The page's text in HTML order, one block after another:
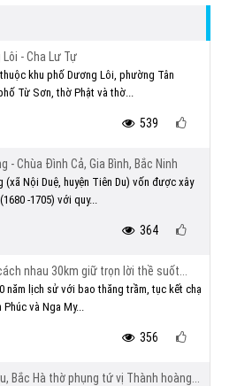
- Cha Lư Tự
khu phố Dương Lôi, phường Tân
Từ Sơn, thờ Phật và thờ...
539
- Chùa Đình Cả, Gia Bình, Bắc Ninh
(xã Nội Duệ, huyện Tiên Du) vốn được xây
-1705) với quy...
364
nhau 30km giữ trọn lời thề suốt...
năm lịch sử với bao thăng trầm, tục kết chạ
và Nga My...
356
Bắc Hà thờ phụng tứ vị Thành hoàng...